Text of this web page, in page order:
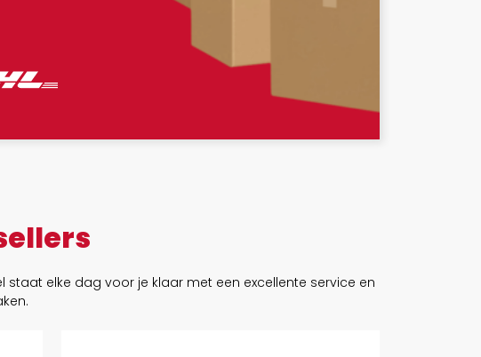
staat elke dag voor je klaar met een excellente service en